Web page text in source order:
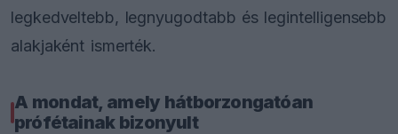
legkedveltebb, legnyugodtabb és legintelligensebb
alakjaként ismerték.
A mondat, amely hátborzongatóan
prófétainak bizonyult